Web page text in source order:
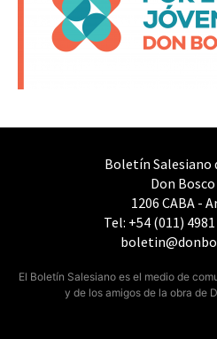
Boletín Salesiano
Don
1206 CABA -
Tel: +54 (011)
El Boletín Salesiano es el medio de
y de los amigos de la obra de